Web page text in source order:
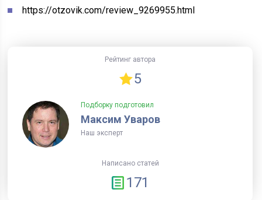
https://otzovik.com/review_9269955.html
Рейтинг автора
5
Подборку подготовил
Максим Уваров
Наш эксперт
Написано статей
171